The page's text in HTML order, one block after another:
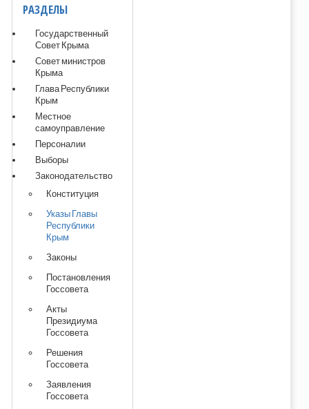
РАЗДЕЛЫ
Государственный
Совет Крыма
Совет министров
Крыма
Глава Республики
Крым
Местное
самоуправление
Персоналии
Выборы
Законодательство
Конституция
Указы Главы
Республики
Крым
Законы
Постановления
Госсовета
Акты
Президиума
Госсовета
Решения
Госсовета
Заявления
Госсовета